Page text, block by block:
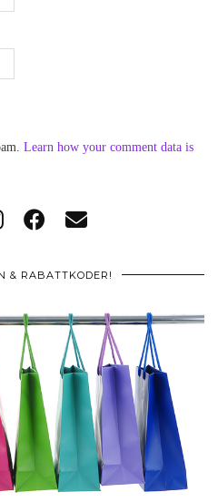
Learn how your comment data is
& RABATTKODER!